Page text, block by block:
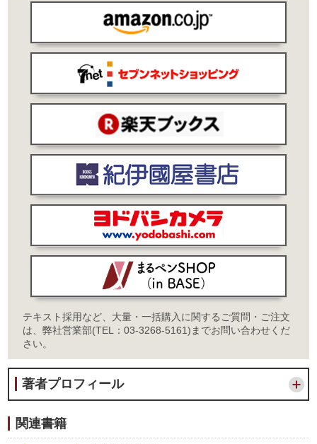
テキスト採用など、大量・一括購入に関するご質問・ご注文
は、弊社営業部(TEL：03-3268-5161)までお問い合わせくだ
さい。
著者プロフィール
関連書籍